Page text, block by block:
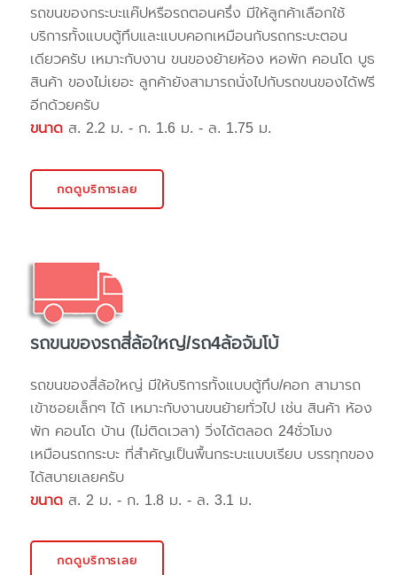
รถขนของกระบะแค๊ปหรือรถตอนครึ่ง มีให้ลูกค้าเลือกใช้
บริการทั้งแบบตู้ทึบและแบบคอกเหมือนกับรถกระบะตอน
เดียวครับ เหมาะกับงาน ขนของย้ายห้อง หอพัก คอนโด บูธ
สินค้า ของไม่เยอะ ลูกค้ายังสามารถนั่งไปกับรถขนของได้ฟรี
อีกด้วยครับ
ขนาด ส. 2.2 ม. - ก. 1.6 ม. - ล. 1.75 ม.
กดดูบริการเลย
รถขนของรถสี่ล้อใหญ่/รถ4ล้อจัมโบ้
รถขนของสี่ล้อใหญ่ มีให้บริการทั้งแบบตู้ทึบ/คอก สามารถ
เข้าซอยเล็กๆ ได้ เหมาะกับงานขนย้ายทั่วไป เช่น สินค้า ห้อง
พัก คอนโด บ้าน (ไม่ติดเวลา) วิ่งได้ตลอด 24ชั่วโมง
เหมือนรถกระบะ ที่สำคัญเป็นพื้นกระบะแบบเรียบ บรรทุกของ
ได้สบายเลยครับ
ขนาด ส. 2 ม. - ก. 1.8 ม. - ล. 3.1 ม.
กดดูบริการเลย